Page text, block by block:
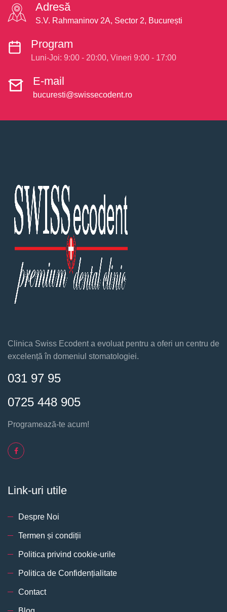
Adresă
S.V. Rahmaninov 2A, Sector 2, București
Program
Luni-Joi: 9:00 - 20:00, Vineri 9:00 - 17:00
E-mail
bucuresti@swissecodent.ro
Clinica Swiss Ecodent a evoluat pentru a oferi un centru de
excelență în domeniul stomatologiei.
031 97 95
0725 448 905
Programează-te acum!
Link-uri utile
Despre Noi
Termen și condiții
Politica privind cookie-urile
Politica de Confidențialitate
Contact